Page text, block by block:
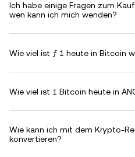
Ich habe einige Fragen zum
wen kann ich mich wenden?
Wie viel ist ƒ 1 heute in Bitcoin
Wie viel ist 1 Bitcoin heute in
Wie kann ich mit dem Krypto-
konvertieren?